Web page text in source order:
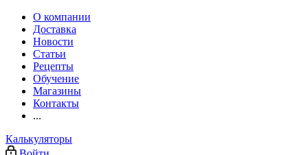
О компании
Доставка
Новости
Статьи
Рецепты
Обучение
Магазины
Контакты
...
Калькуляторы